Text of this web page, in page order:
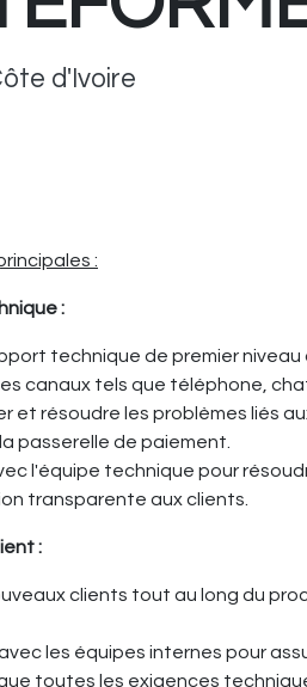
d'Ivoire
:
:
technique de premier
canaux tels que téléphone,
et résoudre les problèmes liés
passerelle de paiement.
l'équipe technique pour
transparente aux clients.
:
clients tout au long du
les équipes internes pour
toutes les exigences